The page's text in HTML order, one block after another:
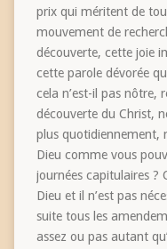
prix qui méritent de
mouvement de
découverte, cette joie
cette parole dévorée
cela n’est-il pas nôtre,
découverte du Christ,
plus quotidiennement,
Dieu comme vous
journées capitulaires ?
Dieu et il n’est pas
suite tous les
assez ou pas autant